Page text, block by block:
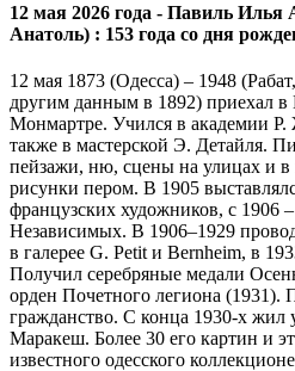
12 мая 2026 года - Павиль Илья
Анатоль) : 153 года со дня
12 мая 1873 (Одесса) – 1948
другим данным в 1892) приехал в
Монмартре. Учился в академии
также в мастерской Э. Детайля.
пейзажи, ню, сцены на улицах и
рисунки пером. В 1905
французских художников, с 1906
Независимых. В 1906–1929
в галерее G. Petit и Bernheim, в
Получил серебряные медали
орден Почетного легиона (1931).
гражданство. С конца 1930-х жил
Маракеш. Более 30 его картин и
известного одесского